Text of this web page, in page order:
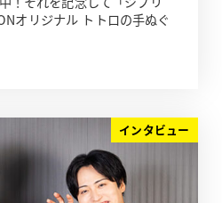
オリジナル トトロの手ぬぐ
インタビュー